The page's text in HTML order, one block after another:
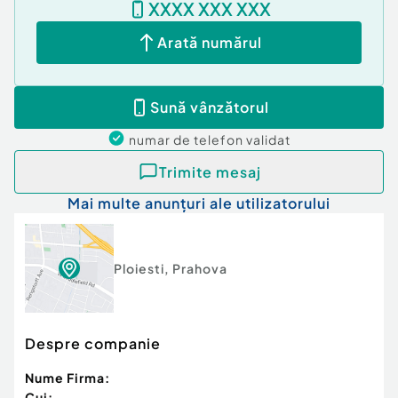
XXXX XXX XXX
Arată numărul
Sună vânzătorul
numar de telefon validat
Trimite mesaj
Mai multe anunțuri ale utilizatorului
Ploiesti, Prahova
Despre companie
Nume Firma: